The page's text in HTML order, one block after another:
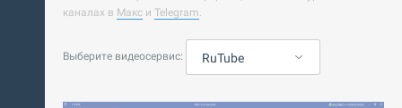
каналах в Макс и Telegram.
Выберите видеосервис: RuTube